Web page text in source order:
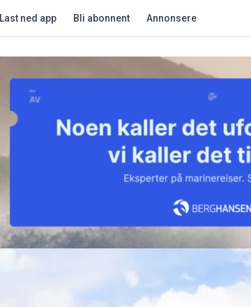
Last ned app Bli abonnent Annonsere